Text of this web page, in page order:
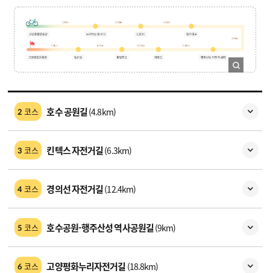
2 코스 호수 공원길(4.8km)
3 코스 킨텍스 자전거길(6.3km)
4 코스 경의선 자전거길(12.4km)
5 코스 호수공원-행주산성 역사공원길(9km)
6 코스 고양평화누리자전거길 (18.8km)